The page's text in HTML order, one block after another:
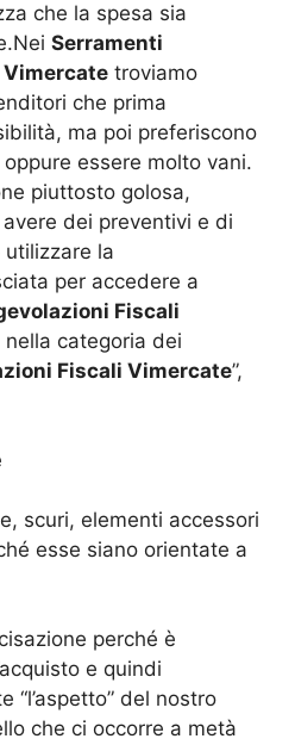
che la spesa sia
Serramenti
troviamo
che prima
ma poi preferiscono
essere molto vani.
piuttosto golosa,
dei preventivi e di
utilizzare la
per accedere a
Fiscali
nella categoria dei
Fiscali Vimercate”,
scuri, elementi accessori
esse siano orientate a
perché è
e quindi
“l’aspetto” del nostro
che ci occorre a metà